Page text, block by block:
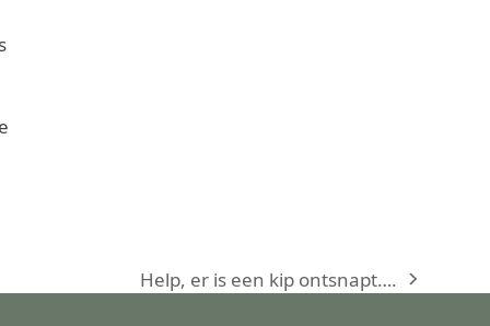
next
Help, er is een kip ontsnapt….